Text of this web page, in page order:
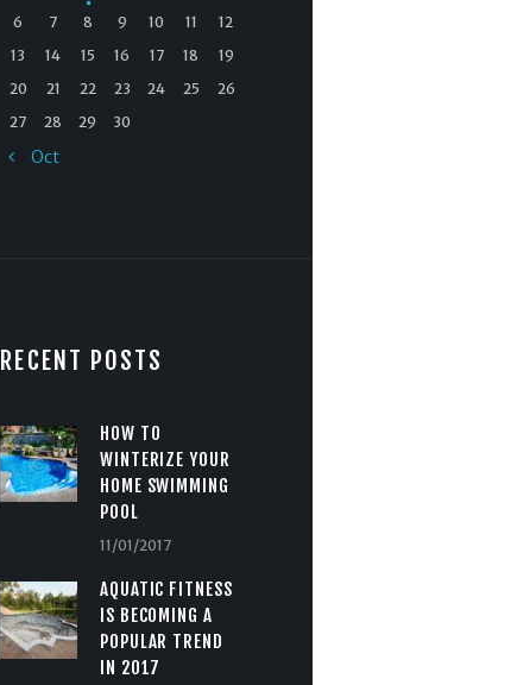
6
7 8 9 10 11
12
13
14 15 16 17 18
19
20
21 22 23 24 25
26
27
28 29 30
« Oct
RECENT POSTS
HOW TO
WINTERIZE YOUR
HOME SWIMMING
POOL
11/01/2017
AQUATIC FITNESS
IS BECOMING A
POPULAR TREND
IN 2017